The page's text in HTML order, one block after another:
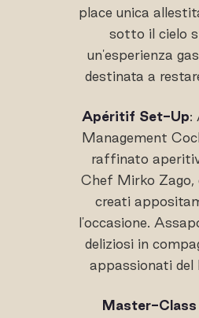
place unica
sotto il cielo
un'esperienza
destinata a
Apéritif Set-Up:
Management
raffinato
Chef Mirko Zago,
creati
l'occasione.
deliziosi in
appassionati del
Master-Class